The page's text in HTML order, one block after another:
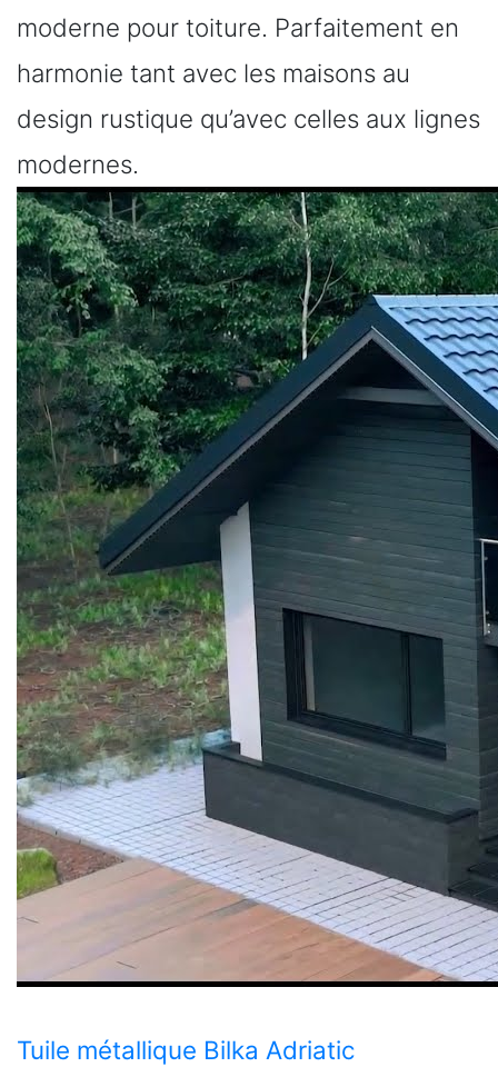
moderne pour toiture. Parfaitement en
harmonie tant avec les maisons au
design rustique qu’avec celles aux lignes
modernes.
Tuile métallique Bilka Adriatic